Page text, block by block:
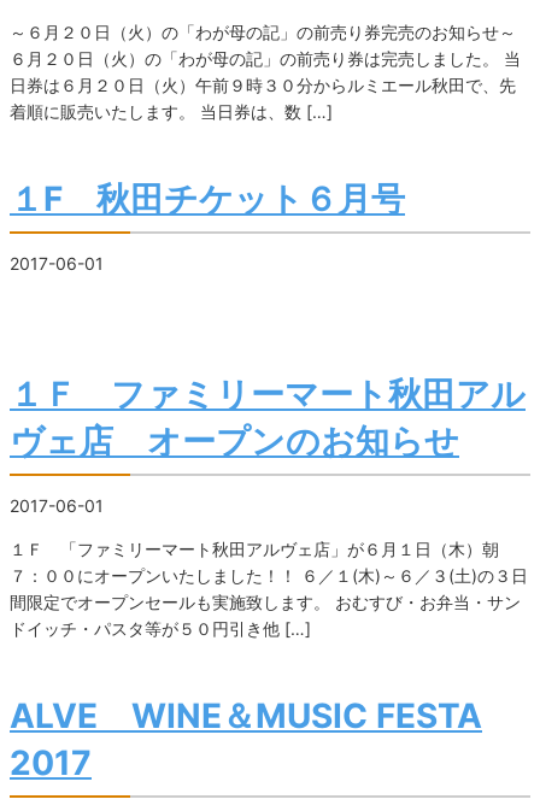
～６月２０日（火）の「わが母の記」の前売り券完売のお知らせ～
６月２０日（火）の「わが母の記」の前売り券は完売しました。 当
日券は６月２０日（火）午前９時３０分からルミエール秋田で、先
着順に販売いたします。 当日券は、数 […]
１F 秋田チケット６月号
2017-06-01
１Ｆ ファミリーマート秋田アル
ヴェ店 オープンのお知らせ
2017-06-01
１Ｆ 「ファミリーマート秋田アルヴェ店」が６月１日（木）朝
７：００にオープンいたしました！！ ６／１(木)～６／３(土)の３日
間限定でオープンセールも実施致します。 おむすび・お弁当・サン
ドイッチ・パスタ等が５０円引き他 […]
ALVE WINE＆MUSIC FESTA
2017